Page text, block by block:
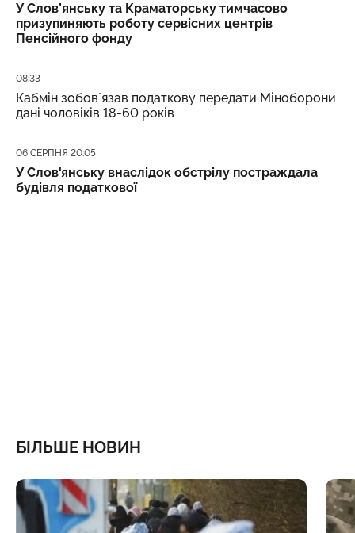
У Слов’янську та Краматорську тимчасово
призупиняють роботу сервісних центрів
Пенсійного фонду
Дата публікації
08:33
Кабмін зобовʼязав податкову передати Міноборони
дані чоловіків 18-60 років
Дата публікації
06 СЕРПНЯ 20:05
У Слов'янську внаслідок обстрілу постраждала
будівля податкової
БІЛЬШЕ НОВИН